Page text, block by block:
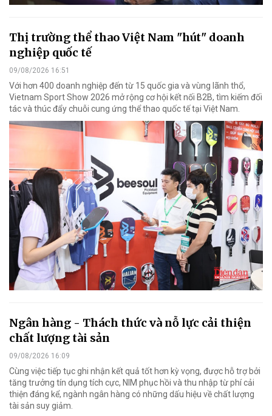
Thị trường thể thao Việt Nam "hút" doanh
nghiệp quốc tế
09/08/2026 16:51
Với hơn 400 doanh nghiệp đến từ 15 quốc gia và vùng lãnh thổ,
Vietnam Sport Show 2026 mở rộng cơ hội kết nối B2B, tìm kiếm đối
tác và thúc đẩy chuỗi cung ứng thể thao quốc tế tại Việt Nam.
Ngân hàng - Thách thức và nỗ lực cải thiện
chất lượng tài sản
09/08/2026 16:09
Cùng việc tiếp tục ghi nhận kết quả tốt hơn kỳ vọng, được hỗ trợ bởi
tăng trưởng tín dụng tích cực, NIM phục hồi và thu nhập từ phí cải
thiện đáng kể, ngành ngân hàng có những dấu hiệu về chất lượng
tài sản suy giảm.